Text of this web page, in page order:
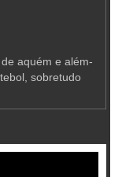
aquém e além-
sobretudo